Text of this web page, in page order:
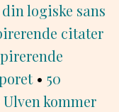
logiske sans
citater
• 50
kommer